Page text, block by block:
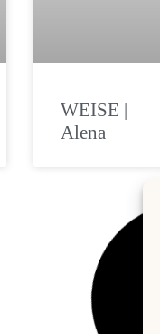
WEISE |
Alena